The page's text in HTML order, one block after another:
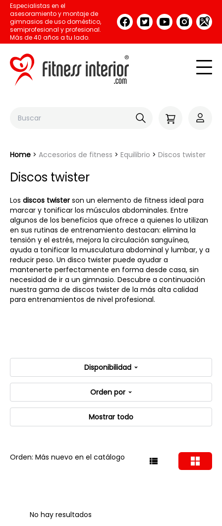
Especialistas en el
asesoramiento y montaje de
gimnasios de uso doméstico,
semiprofesional y profesional.
Más de 40 años a tu lado.
Home Accesorios de fitness Equilibrio Discos twister
Discos twister
Los discos twisterson un elemento de fitness ideal para
marcar y tonificar los músculos abdominales. Entre
algunos de los beneficios que ofrece a quienes lo utilizan
en sus rutinas de entrenamiento destacan: elimina la
tensión y el estrés, mejora la circulación sanguínea,
ayuda a tonificar la musculatura abdominal y lumbar, y a
reducir peso. Un disco twister puede ayudar a
mantenerte perfectamente en forma desde casa, sin
necesidad de ir a un gimnasio. Descubre a continuación
nuestra gama de discos twister de la más alta calidad
para entrenamientos de nivel profesional.
Disponibilidad
Orden por
Mostrar todo
Orden: Más nuevo en el catálogo
No hay resultados